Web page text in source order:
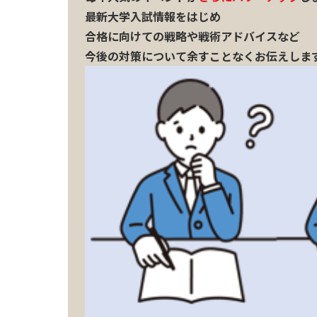
最新大学入試情報をはじめ
合格に向けての戦略や戦術アドバイスなど
今後の対策について余すことなくお伝えしま